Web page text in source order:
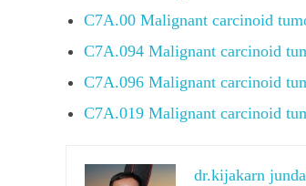
C7A.00 Malignant carcinoid
C7A.094 Malignant carcinoid
C7A.096 Malignant carcinoid
C7A.019 Malignant carcinoid
dr.kijakarn